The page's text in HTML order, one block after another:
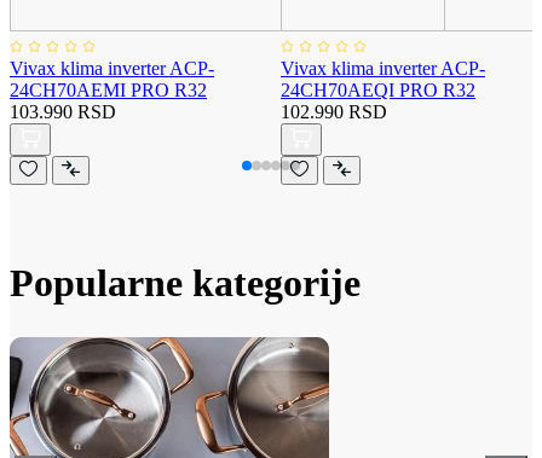
Vivax klima inverter ACP-
24CH70AEMI PRO R32
103.990 RSD
Vivax klima inverter ACP-
24CH70AEQI PRO R32
102.990 RSD
Popularne kategorije